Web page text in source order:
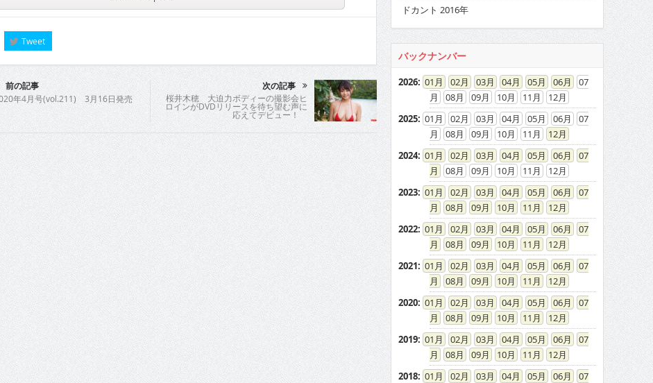
Tweet
前の記事
年4月号(vol.211) 3月16日発売
次の記事
桜井木穂 大迫力ボディーの撮影会ヒ
ロインがDVDリリースを待ち望む声に
応えてデビュー！
ドカント 2016年
バックナンバー
2026: 01 02 03 04 05 06
07
08
09 10 11
12
2025: 01 02 03 04 05 06
07
08
09 10 11
12
2024: 01 02 03 04 05 06
07
08
09 10 11
12
2023: 01 02 03 04 05 06
07
08
09 10 11
12
2022: 01 02 03 04 05 06
07
08
09 10 11
12
2021: 01 02 03 04 05 06
07
08
09 10 11
12
2020: 01 02 03 04 05 06
07
08
09 10 11
12
2019: 01 02 03 04 05 06
07
08
09 10 11
12
2018: 01 02 03 04 05 06
07